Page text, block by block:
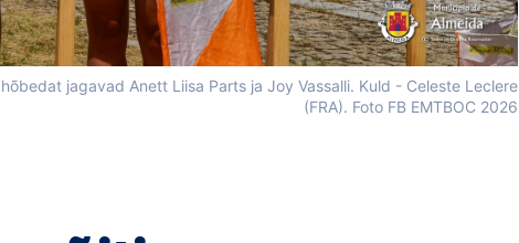
jagavad Anett Liisa Parts ja Joy Vassalli. Kuld - Celeste Leclere
(FRA). Foto FB EMTBOC 2026